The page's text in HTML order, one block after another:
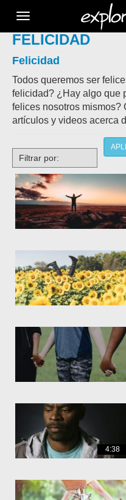
Toggle
navigation
FELICIDAD
Felicidad
Todos queremos ser
felicidad? ¿Hay algo que
felices nosotros mismos?
artículos y videos acerca
Filtrar por:
4:38